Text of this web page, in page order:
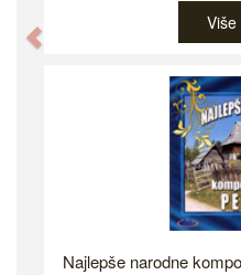
Više
Najlepše narodne